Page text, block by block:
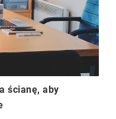
ścianę, aby